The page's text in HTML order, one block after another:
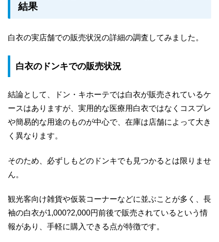
結果
白衣の実店舗での販売状況の詳細の調査してみました。
白衣のドンキでの販売状況
結論として、ドン・キホーテでは白衣が販売されているケ
ースはありますが、実用的な医療用白衣ではなくコスプレ
や簡易的な用途のものが中心で、在庫は店舗によって大き
く異なります。
そのため、必ずしもどのドンキでも見つかるとは限りませ
ん。
観光客向け雑貨や仮装コーナーなどに並ぶことが多く、長
袖の白衣が1,000?2,000円前後で販売されているという情
報があり、手軽に購入できる点が特徴です。